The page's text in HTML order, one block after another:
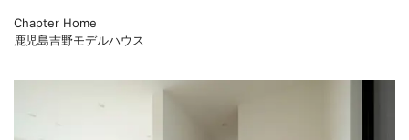
Chapter Home
鹿児島吉野モデルハウス